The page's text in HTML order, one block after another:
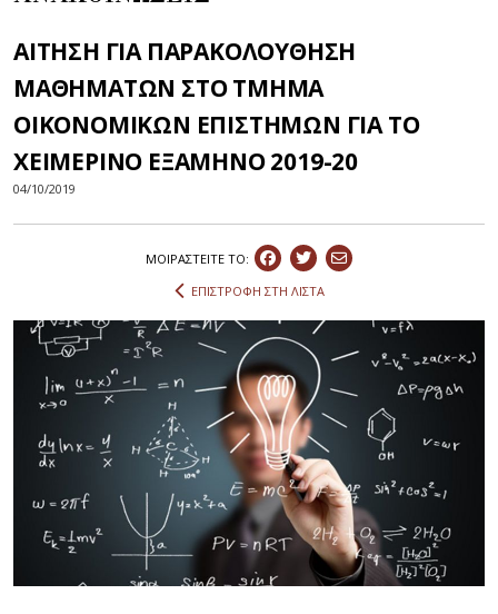
ΑΙΤΗΣΗ ΓΙΑ ΠΑΡΑΚΟΛΟΥΘΗΣΗ
ΜΑΘΗΜΑΤΩΝ ΣΤΟ ΤΜΗΜΑ
ΟΙΚΟΝΟΜΙΚΩΝ ΕΠΙΣΤΗΜΩΝ ΓΙΑ ΤΟ
ΧΕΙΜΕΡΙΝΟ ΕΞΑΜΗΝΟ 2019-20
04/10/2019
ΜΟΙΡΑΣΤEIΤΕ ΤΟ:
ΕΠΙΣΤΡΟΦΗ ΣΤΗ ΛΙΣΤΑ